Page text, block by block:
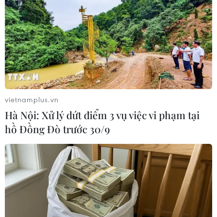
kế hoạch duy tu, nạo vét các tuyến luồng hàng
hải năm 2020 với tổng ngân sách 1.223 tỷ
đồng./.
(Vietnam+)
vietnamplus.vn
Hà Nội: Xử lý dứt điểm 3 vụ việc vi phạm tại
hồ Đồng Đò trước 30/9